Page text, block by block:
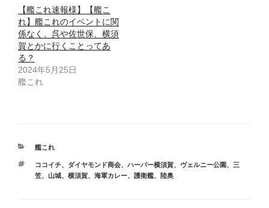
【艦これ速報様】【艦こ
れ】艦これのイベントに関
係なく、呉や佐世保、横須
賀とかに行くことってあ
る？
2024年5月25日
艦これ
カ
ゴ
リ
艦これ
タ
グ
ココイチ、 ダイヤモンド商会、 ハーバー横須賀、 ヴェルニー公園、
三
笠、 山城、 横須賀、 海軍カレー、 護衛艦、 陸奥